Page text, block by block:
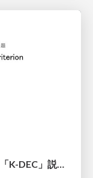
データエンジニアリングの実践課題「K-DEC」説明資料 / 20211006